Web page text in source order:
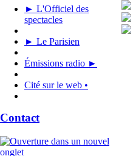
► L'Officiel des
spectacles
► Le Parisien
Émissions radio ►
Cité sur le web •
Contact